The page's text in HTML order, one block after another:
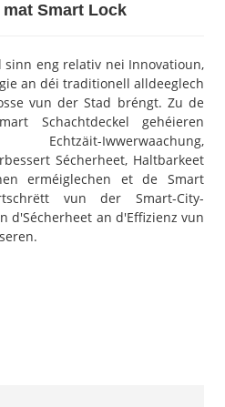
Smart Lock
sinn eng relativ nei Innovatioun,
an déi traditionell alldeeglech
vun der Stad bréngt. Zu de
Schachtdeckel gehéieren
Iwwerwaachung,
Sécherheet, Haltbarkeet
erméiglechen et de Smart
vun der Smart-City-
d'Sécherheet an d'Effizienz vun